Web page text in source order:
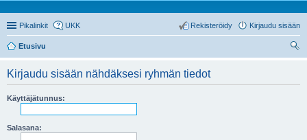
Pikalinkit UKK Kirjaudu sisään
Rekisteröidy
Etusivu
Kirjaudu sisään nähdäksesi ryhmän tiedot
Käyttäjätunnus:
Salasana: